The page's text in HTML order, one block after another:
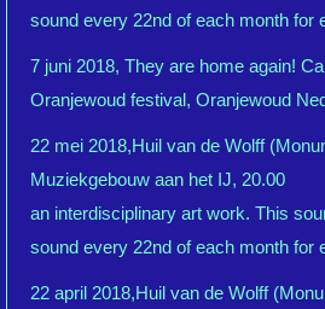
sound every 22nd of each month for
7 juni 2018, They are home again!
Oranjewoud festival, Oranjewoud
22 mei 2018,Huil van de Wolff
Muziekgebouw aan het IJ, 20.00
an interdisciplinary art work. This
sound every 22nd of each month for
22 april 2018,Huil van de Wolff